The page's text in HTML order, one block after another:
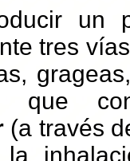
un
tres
que
(a través
la